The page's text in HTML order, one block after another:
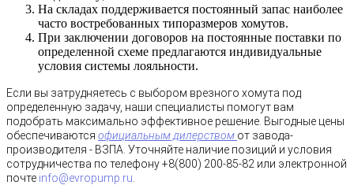
На складах поддерживается постоянный запас наиболее
часто востребованных типоразмеров хомутов.
При заключении договоров на постоянные поставки по
определенной схеме предлагаются индивидуальные
условия системы лояльности.
Если вы затрудняетесь с выбором врезного хомута под
определенную задачу, наши специалисты помогут вам
подобрать максимально эффективное решение. Выгодные цены
обеспечиваются официальным дилерством от завода-
производителя - ВЗПА. Уточняйте наличие позиций и условия
сотрудничества по телефону +8(800) 200-85-82 или электронной
почте info@evropump.ru